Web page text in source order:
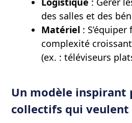
des salles et des
Matériel : S’équiper
complexité
(ex. : téléviseurs
Un modèle inspirant
collectifs qui veulent